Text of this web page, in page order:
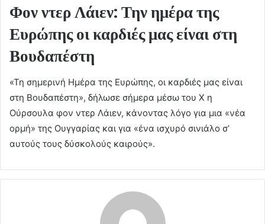
Φον ντερ Λάιεν: Την ημέρα της
Ευρώπης οι καρδιές μας είναι στη
Βουδαπέστη
«Τη σημερινή Ημέρα της Ευρώπης, οι καρδιές μας είναι
στη Βουδαπέστη», δήλωσε σήμερα μέσω του X η
Ούρσουλα φον ντερ Λάιεν, κάνοντας λόγο για μια «νέα
ορμή» της Ουγγαρίας και για «ένα ισχυρό σινιάλο σ’
αυτούς τους δύσκολούς καιρούς».